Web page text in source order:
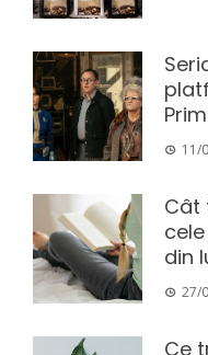
11/
Cât
din
27/
Ce